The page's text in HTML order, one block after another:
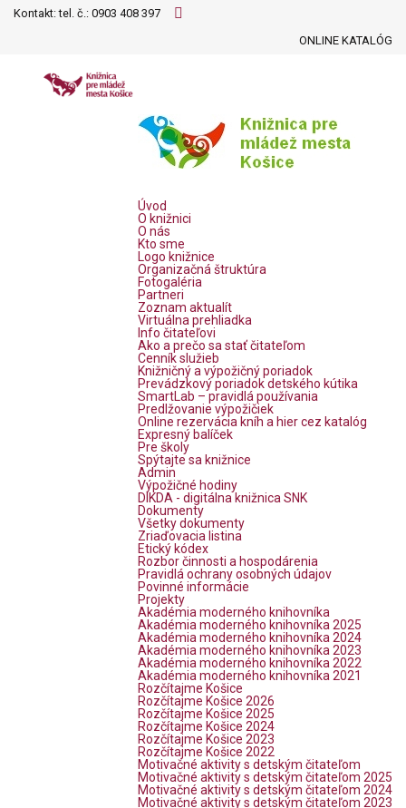
Kontakt: tel. č.: 0903 408 397
ONLINE KATALÓG
Úvod
O knižnici
O nás
Kto sme
Logo knižnice
Organizačná štruktúra
Fotogaléria
Partneri
Zoznam aktualít
Virtuálna prehliadka
Info čitateľovi
Ako a prečo sa stať čitateľom
Cenník služieb
Knižničný a výpožičný poriadok
Prevádzkový poriadok detského kútika
SmartLab – pravidlá používania
Predlžovanie výpožičiek
Online rezervácia kníh a hier cez katalóg
Expresný balíček
Pre školy
Spýtajte sa knižnice
Admin
Výpožičné hodiny
DIKDA - digitálna knižnica SNK
Dokumenty
Všetky dokumenty
Zriaďovacia listina
Etický kódex
Rozbor činnosti a hospodárenia
Pravidlá ochrany osobných údajov
Povinné informácie
Projekty
Akadémia moderného knihovníka
Akadémia moderného knihovníka 2025
Akadémia moderného knihovníka 2024
Akadémia moderného knihovníka 2023
Akadémia moderného knihovníka 2022
Akadémia moderného knihovníka 2021
Rozčítajme Košice
Rozčítajme Košice 2026
Rozčítajme Košice 2025
Rozčítajme Košice 2024
Rozčítajme Košice 2023
Rozčítajme Košice 2022
Motivačné aktivity s detským čitateľom
Motivačné aktivity s detským čitateľom 2025
Motivačné aktivity s detským čitateľom 2024
Motivačné aktivity s detským čitateľom 2023